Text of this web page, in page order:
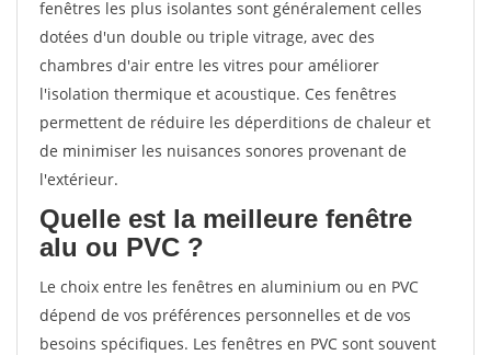
fenêtres les plus isolantes sont généralement celles
dotées d'un double ou triple vitrage, avec des
chambres d'air entre les vitres pour améliorer
l'isolation thermique et acoustique. Ces fenêtres
permettent de réduire les déperditions de chaleur et
de minimiser les nuisances sonores provenant de
l'extérieur.
Quelle est la meilleure fenêtre
alu ou PVC ?
Le choix entre les fenêtres en aluminium ou en PVC
dépend de vos préférences personnelles et de vos
besoins spécifiques. Les fenêtres en PVC sont souvent